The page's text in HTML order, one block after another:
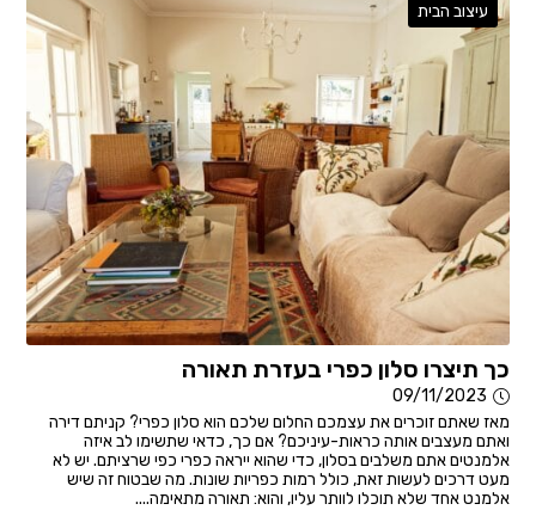
עיצוב הבית
כך תיצרו סלון כפרי בעזרת תאורה
09/11/2023
מאז שאתם זוכרים את עצמכם החלום שלכם הוא סלון כפרי? קניתם דירה
ואתם מעצבים אותה כראות-עיניכם? אם כך, כדאי שתשימו לב איזה
אלמנטים אתם משלבים בסלון, כדי שהוא ייראה כפרי כפי שרציתם. יש לא
מעט דרכים לעשות זאת, כולל רמות כפריות שונות. מה שבטוח זה שיש
אלמנט אחד שלא תוכלו לוותר עליו, והוא: תאורה מתאימה....